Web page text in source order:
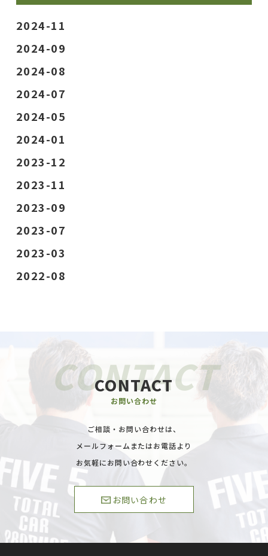
2024-11
2024-09
2024-08
2024-07
2024-05
2024-01
2023-12
2023-11
2023-09
2023-07
2023-03
2022-08
CONTACT
お問い合わせ
ご相談・お問い合わせは、
メールフォームまたはお電話より
お気軽にお問い合わせください。
お問い合わせ